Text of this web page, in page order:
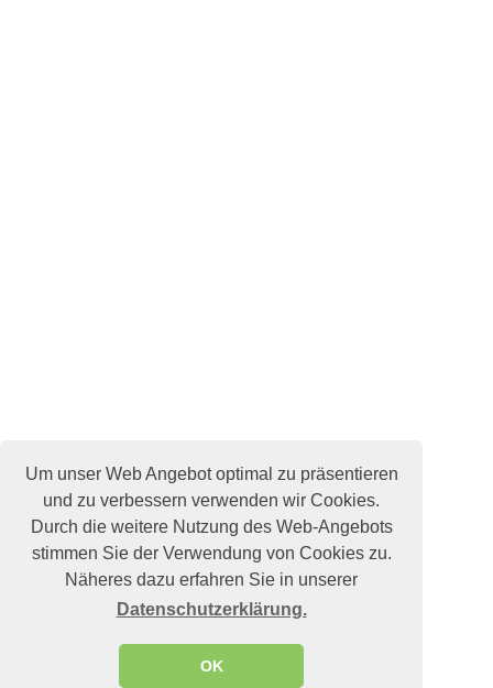
Um unser Web Angebot optimal zu präsentieren
und zu verbessern verwenden wir Cookies.
Durch die weitere Nutzung des Web-Angebots
stimmen Sie der Verwendung von Cookies zu.
Näheres dazu erfahren Sie in unserer
Datenschutzerklärung.
OK